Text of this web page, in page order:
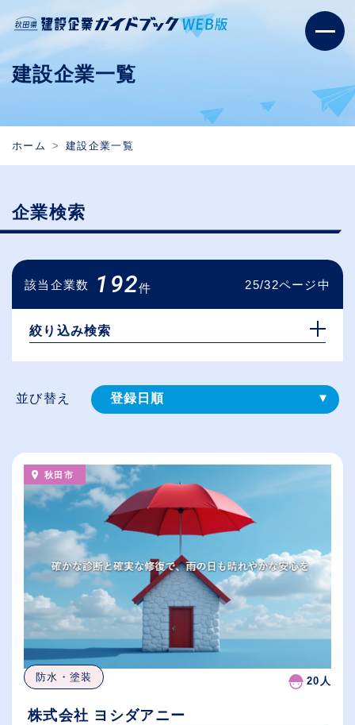
建設企業一覧
ホーム 建設企業一覧
企業検索
該当企業数 192件 25/32ページ中
絞り込み検索
並び替え 登録⽇順
（⾼卒の給与を基準）
従業員が多い順
休日数が多い順
秋田市
防水・塗装 20人
株式会社 ヨシダアニー